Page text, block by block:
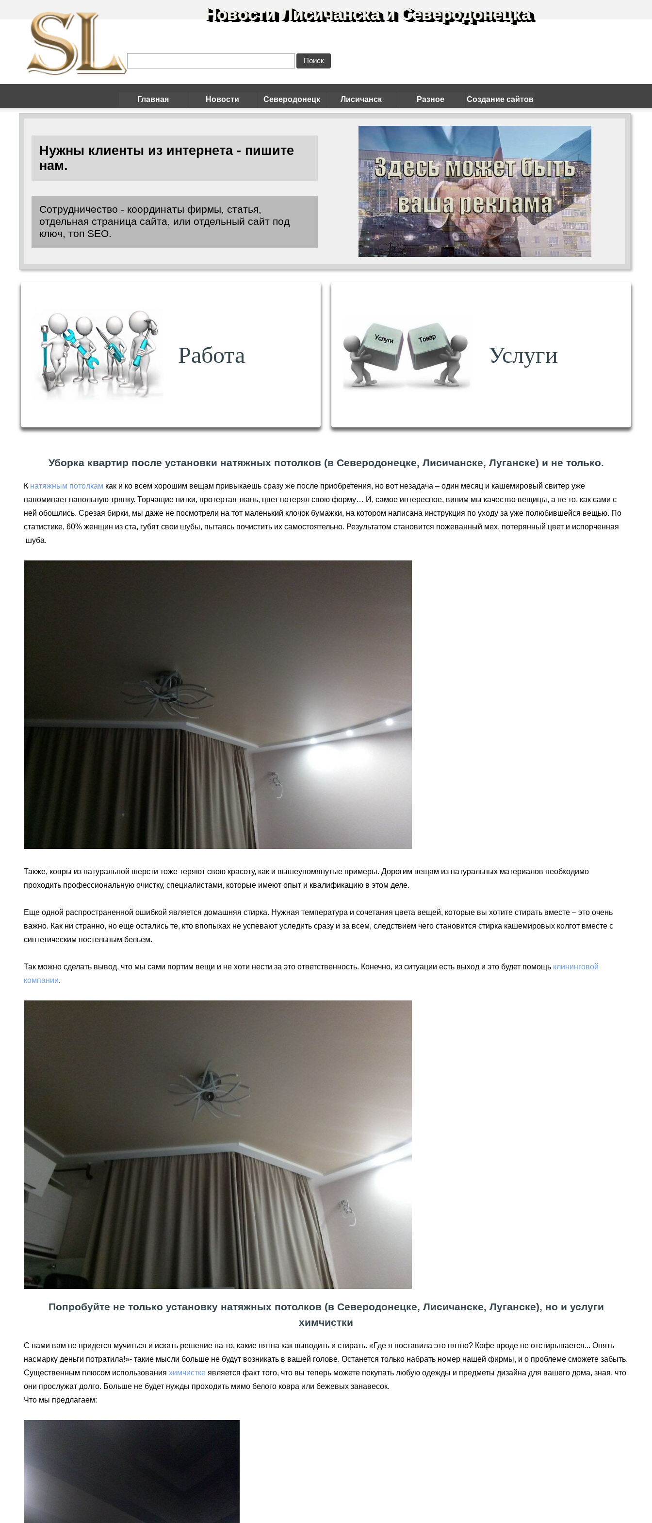
Главная Новости Северодонецк Лисичанск Разное Создание сайтов
Новости Лисичанска и Северодонецка
Поиск
Нужны клиенты из интернета - пишите
нам.
Сотрудничество - координаты фирмы, статья,
отдельная страница сайта, или отдельный сайт под
ключ, топ SEO.
Работа Услуги
Уборка квартир после установки натяжных потолков (в Северодонецке, Лисичанске, Луганске) и не только.
К натяжным потолкам как и ко всем хорошим вещам привыкаешь сразу же после приобретения, но вот незадача – один месяц и кашемировый свитер уже
напоминает напольную тряпку. Торчащие нитки, протертая ткань, цвет потерял свою форму… И, самое интересное, виним мы качество вещицы, а не то, как сами с
ней обошлись. Срезая бирки, мы даже не посмотрели на тот маленький клочок бумажки, на котором написана инструкция по уходу за уже полюбившейся вещью. По
статистике, 60% женщин из ста, губят свои шубы, пытаясь почистить их самостоятельно. Результатом становится пожеванный мех, потерянный цвет и испорченная
шуба.
Также, ковры из натуральной шерсти тоже теряют свою красоту, как и вышеупомянутые примеры. Дорогим вещам из натуральных материалов необходимо
проходить профессиональную очистку, специалистами, которые имеют опыт и квалификацию в этом деле.
Еще одной распространенной ошибкой является домашняя стирка. Нужная температура и сочетания цвета вещей, которые вы хотите стирать вместе – это очень
важно. Как ни странно, но еще остались те, кто впопыхах не успевают уследить сразу и за всем, следствием чего становится стирка кашемировых колгот вместе с
синтетическим постельным бельем.
Так можно сделать вывод, что мы сами портим вещи и не хоти нести за это ответственность. Конечно, из ситуации есть выход и это будет помощь клининговой
компании.
Попробуйте не только установку натяжных потолков (в Северодонецке, Лисичанске, Луганске), но и услуги
химчистки
С нами вам не придется мучиться и искать решение на то, какие пятна как выводить и стирать. «Где я поставила это пятно? Кофе вроде не отстирывается... Опять
насмарку деньги потратила!»- такие мысли больше не будут возникать в вашей голове. Останется только набрать номер нашей фирмы, и о проблеме сможете забыть.
Существенным плюсом использованияхимчистке является факт того, что вы теперь можете покупать любую одежды и предметы дизайна для вашего дома, зная, что
они прослужат долго. Больше не будет нужды проходить мимо белого ковра или бежевых занавесок.
Что мы предлагаем: